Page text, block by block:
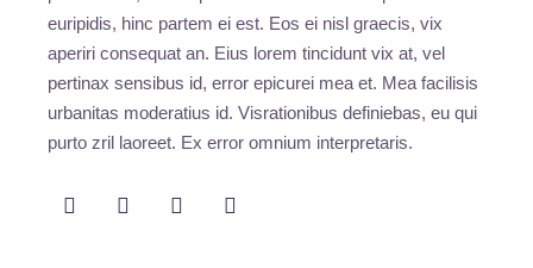
euripidis, hinc partem ei est. Eos ei nisl graecis, vix
aperiri consequat an. Eius lorem tincidunt vix at, vel
pertinax sensibus id, error epicurei mea et. Mea facilisis
urbanitas moderatius id. Visrationibus definiebas, eu qui
purto zril laoreet. Ex error omnium interpretaris.